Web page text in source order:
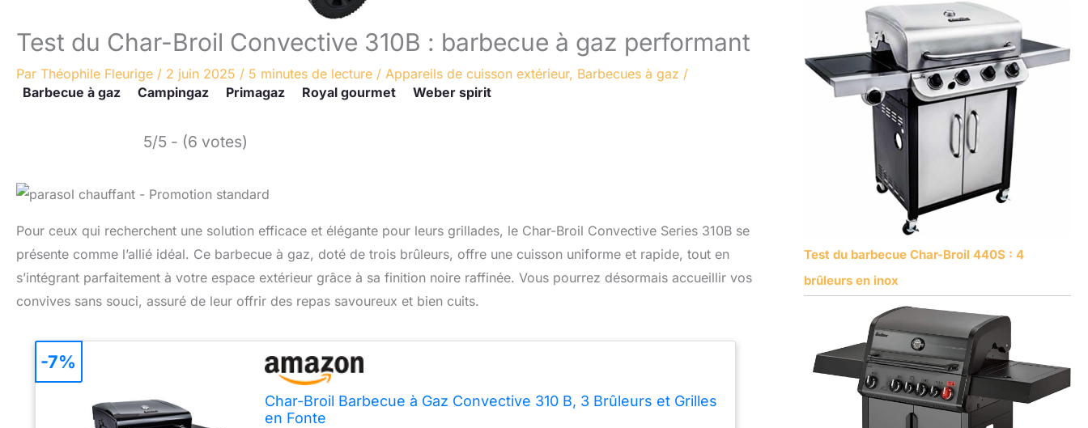
Test du Char-Broil Convective 310B : barbecue à gaz performant
Par Théophile Fleurige / 2 juin 2025 / 5 minutes de lecture / Appareils de cuisson extérieur, Barbecues à gaz /
Barbecue à gaz
Campingaz Primagaz Royal gourmet Weber spirit
5/5 - (6 votes)
Pour ceux qui recherchent une solution efficace et élégante pour leurs grillades, le Char-Broil Convective Series 310B se
présente comme l’allié idéal. Ce barbecue à gaz, doté de trois brûleurs, offre une cuisson uniforme et rapide, tout en
s’intégrant parfaitement à votre espace extérieur grâce à sa finition noire raffinée. Vous pourrez désormais accueillir vos
convives sans souci, assuré de leur offrir des repas savoureux et bien cuits.
Char-Broil Barbecue à Gaz Convective 310 B, 3 Brûleurs et Grilles
en Fonte
-7%
Test du barbecue Char-Broil 440S : 4
brûleurs en inox